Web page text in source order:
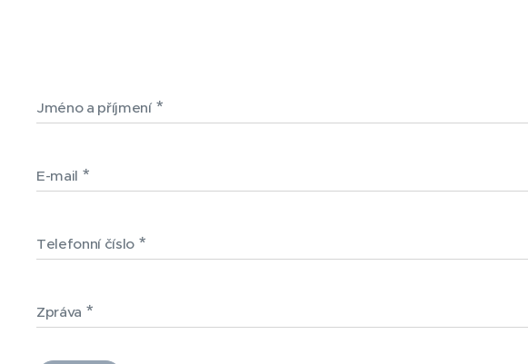
Jméno a příjmení
E-mail
Telefonní číslo
Zpráva